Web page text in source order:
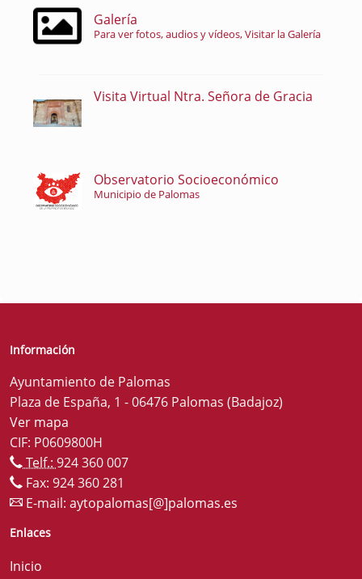
Galería
Para ver fotos, audios y vídeos, Visitar la Galería
Visita Virtual Ntra. Señora de Gracia
Observatorio Socioeconómico
Municipio de Palomas
Información
Ayuntamiento de Palomas
Plaza de España, 1 - 06476 Palomas (Badajoz)
Ver mapa
CIF: P0609800H
Telf.: 924 360 007
Fax: 924 360 281
E-mail: aytopalomas[@]palomas.es
Enlaces
Inicio